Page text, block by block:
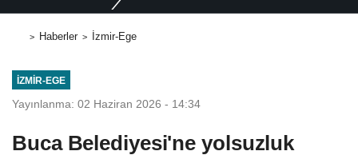
Haberler İzmir-Ege
İZMIR-EGE
Yayınlanma: 02 Haziran 2026 - 14:34
Buca Belediyesi'ne yolsuzluk